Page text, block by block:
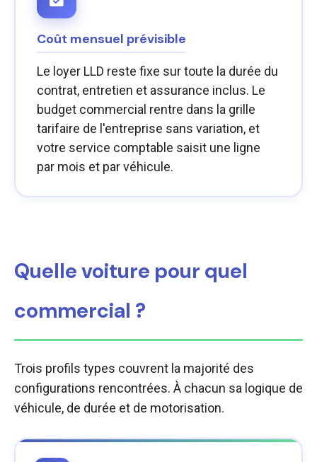
Coût mensuel prévisible
Le loyer LLD reste fixe sur toute la durée du
contrat, entretien et assurance inclus. Le
budget commercial rentre dans la grille
tarifaire de l'entreprise sans variation, et
votre service comptable saisit une ligne
par mois et par véhicule.
Quelle voiture pour quel
commercial ?
Trois profils types couvrent la majorité des
configurations rencontrées. À chacun sa logique de
véhicule, de durée et de motorisation.